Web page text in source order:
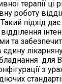
терапії ці
роботу
підхід
та
єдину
для
з